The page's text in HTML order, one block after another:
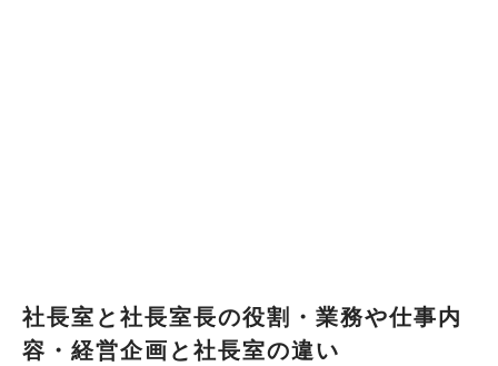
社長室と社長室長の役割・業務や仕事内
容・経営企画と社長室の違い